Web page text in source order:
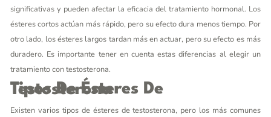
significativas y pueden afectar la eficacia del tratamiento hormonal. Los
ésteres cortos actúan más rápido, pero su efecto dura menos tiempo. Por
otro lado, los ésteres largos tardan más en actuar, pero su efecto es más
duradero. Es importante tener en cuenta estas diferencias al elegir un
tratamiento con testosterona.
Tipos De Ésteres De Testosterona
Existen varios tipos de ésteres de testosterona, pero los más comunes